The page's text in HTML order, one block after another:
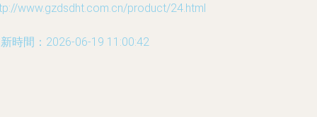
www.gzdsdht.com.cn/product/24.html
時間：2026-06-19 11:00:42